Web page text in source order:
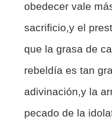
obedecer vale
sacrificio,y el
que la grasa de
rebeldía es tan
adivinación,y la
pecado de la